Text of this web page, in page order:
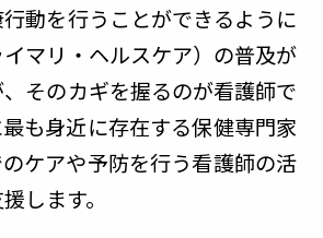
動を行うことができるように
マリ・ヘルスケア）の普及が
そのカギを握るのが看護師で
も身近に存在する保健専門家
ケアや予防を行う看護師の活
します。